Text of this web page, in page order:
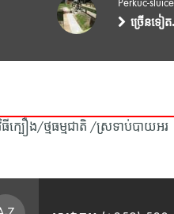
Perkuć-
ច្រើនទៀ
វិធីក្បឿង/ថ្មធម្មជាតិ /ស្រទាប់បាយអរ